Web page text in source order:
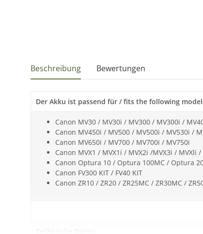
Beschreibung Bewertungen
Der Akku ist passend für / fits the following
Canon MV30 / MV30i / MV300 / MV300i /
Canon MV450i / MV500 / MV500i / MV530i /
Canon MV650i / MV700 / MV700i / MV750i
Canon MVX1 / MVX1i / MVX2i /MVX3i / MVXli
Canon Optura 10 / Optura 100MC / Optura
Canon FV300 KIT / FV40 KIT
Canon ZR10 / ZR20 / ZR25MC / ZR30MC /